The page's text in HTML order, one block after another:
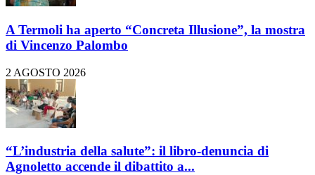
A Termoli ha aperto “Concreta Illusione”, la mostra
di Vincenzo Palombo
2 AGOSTO 2026
“L’industria della salute”: il libro-denuncia di
Agnoletto accende il dibattito a...